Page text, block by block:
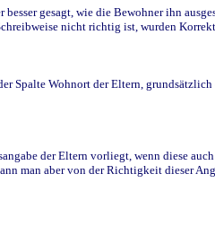
gesagt, wie die Bewohner ihn
nicht richtig ist, wurden
Spalte Wohnort der Eltern, grundsätzlich
der Eltern vorliegt, wenn diese
man aber von der Richtigkeit dieser